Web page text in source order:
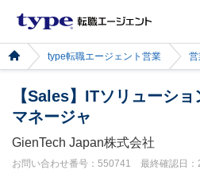
type転職エージェント営業 営
【Sales】ITソリューシ
マネージャ
GienTech Japan株式会社
お問い合わせ番号：550741 最終確認日：